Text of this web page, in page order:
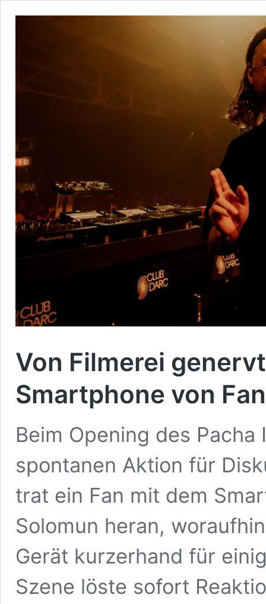
Von Filmerei
Smartphone von Fan
Beim Opening des
spontanen Aktion für
trat ein Fan mit dem
Solomun heran,
Gerät kurzerhand für
Szene löste sofort